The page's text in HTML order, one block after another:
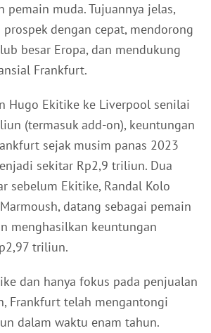
pemain muda. Tujuannya jelas,
dengan cepat, mendorong
besar Eropa, dan mendukung
Frankfurt.
Hugo Ekitike ke Liverpool senilai
(termasuk add-on), keuntungan
sejak musim panas 2023
sekitar Rp2,9 triliun. Dua
sebelum Ekitike, Randal Kolo
datang sebagai pemain
menghasilkan keuntungan
triliun.
dan hanya fokus pada penjualan
Frankfurt telah mengantongi
dalam waktu enam tahun.